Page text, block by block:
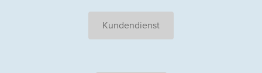
Kundendienst